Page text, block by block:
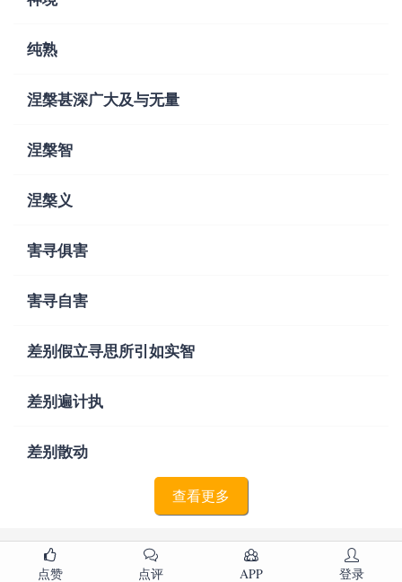
纯熟
涅槃甚深广大及与无量
涅槃智
涅槃义
害寻俱害
害寻自害
差别假立寻思所引如实智
差别遍计执
差别散动
查看更多
点赞 点评 APP 登录